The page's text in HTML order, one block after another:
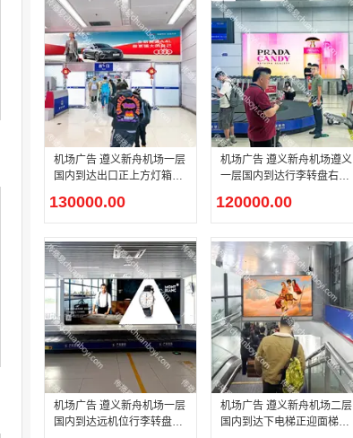
机场广告 遵义新舟机场一层
国内到达出口正上方灯箱广
130000.00
机场广告 遵义新舟机场遵义
一层国内到达行李转盘右侧
120000.00
机场广告 遵义新舟机场一层
国内到达远机位行李转盘上
机场广告 遵义新舟机场二层
国内到达下电梯正迎面梯媒